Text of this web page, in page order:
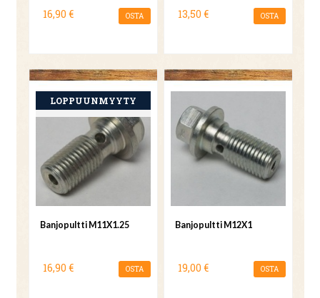
16,90 € OSTA 13,50 € OSTA
Banjopultti M11X1.25
16,90 € OSTA
Banjopultti M12X1
19,00 € OSTA